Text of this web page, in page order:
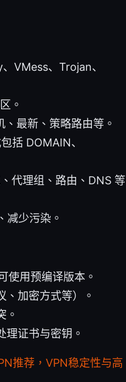
VMess、Trojan、
。
最新、策略路由等。
括 DOMAIN、
代理组、路由、DNS 等
减少污染。
使用预编译版本。
加密方式等）。
。
理证书与密钥。
推荐，VPN稳定性与高